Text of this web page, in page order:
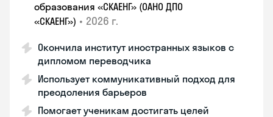
образования «СКАЕНГ» (ОАНО ДПО
«СКАЕНГ») • 2026 г.
Окончила институт иностранных языков с
дипломом переводчика
Использует коммуникативный подход для
преодоления барьеров
Помогает ученикам достигать целей